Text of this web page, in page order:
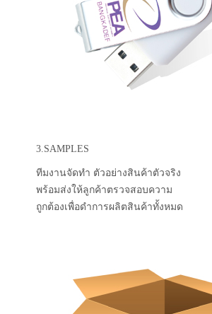
3.SAMPLES
ทีมงานจัดทำ ตัวอย่างสินค้าตัวจริง
พร้อมส่งให้ลูกค้าตรวจสอบความ
ถูกต้องเพื่อดำการผลิตสินค้าทั้งหมด